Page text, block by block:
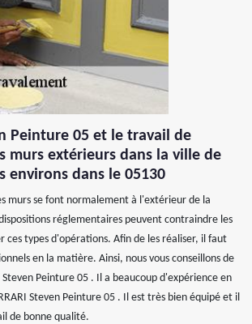
Peinture 05 et le travail de
murs extérieurs dans la ville de
environs dans le 05130
murs se font normalement à l'extérieur de la
réglementaires peuvent contraindre les
ces types d'opérations. Afin de les réaliser, il faut
en la matière. Ainsi, nous vous conseillons de
Steven Peinture 05 . Il a beaucoup d'expérience en
Steven Peinture 05 . Il est très bien équipé et il
de bonne qualité.